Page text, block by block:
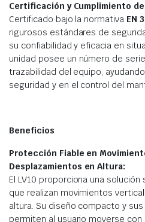
Certificación y Cumplimiento
Certificado bajo la normativa EN
rigurosos estándares de
su confiabilidad y eficacia en
unidad posee un número de
trazabilidad del equipo,
seguridad y en el control del
Beneficios
Protección Fiable en
Desplazamientos en Altura:
El LV10 proporciona una
que realizan movimientos
altura. Su diseño compacto y
permiten al usuario moverse